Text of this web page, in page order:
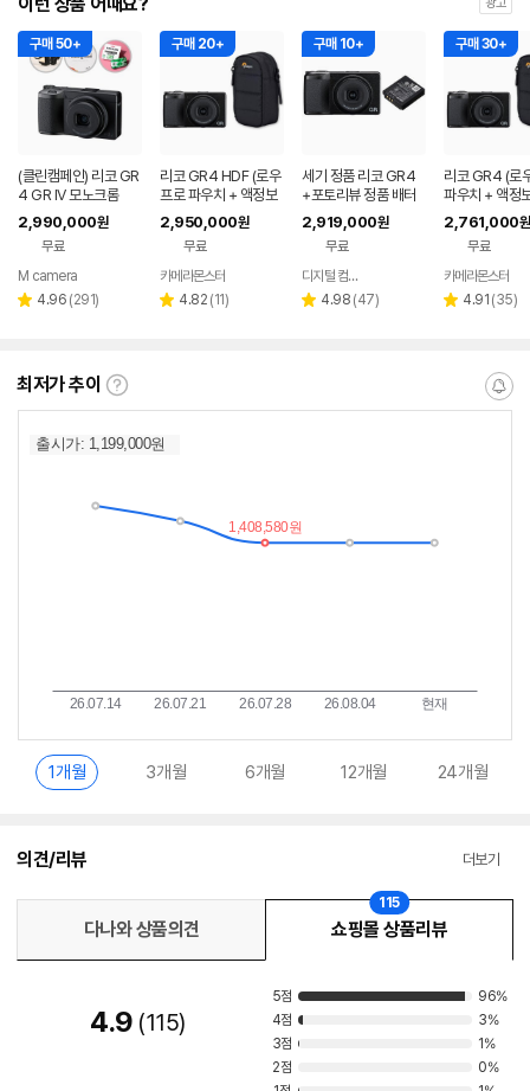
광고
구매 50+
(클린캠페인) 리코 GR
4 GR IV 모노크롬
2,990,000원
무료
페이
M camera
별 4.96 리
(291)
구매 20+
리코 GR4 HDF (로우
프로 파우치 + 액정보
호필름+ 리더기 포함)
2,950,000원
무료
카메라몬스터
별 4.82 리
(11)
구매 10+
세기 정품 리코 GR4
+포토리뷰 정품 배터
리 (세기몰 정품보유)
2,919,000원
무료
페이
디지털 컴온탑
별 4.98 리
(47)
구매 30+
리코 GR4 (로
파우치 + 액정
름+ 리더기 포
2,761,000원
무료
카메라몬스터
별 4.91 리
(35)
최저가 추이
최
가
란?
알
1개월 3개월 6개월 12개월 24개월
의견/리뷰 더보기
다나와 상품의견 쇼핑몰 상품리뷰
115
4.9 115
5점
96%
4점
3%
3점
1%
2점
0%